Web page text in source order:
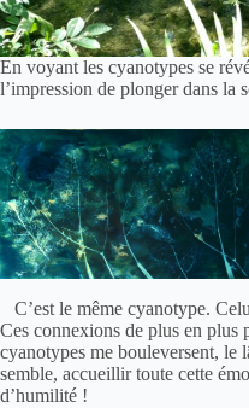
En voyant les cyanotypes se
l’impression de plonger dans la
C’est le même cyanotype.
Ces connexions de plus en plus
cyanotypes me bouleversent, le
semble, accueillir toute cette
d’humilité !